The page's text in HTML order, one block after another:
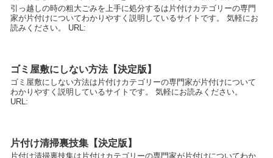
引っ越しの時の粗大ごみを上手に処分するは片付けカテゴリーの専門
家が片付けについてわかりやすく説明しているサイトです。 気軽にお
読みください。 URL:
ゴミ屋敷にしない方法【決定版】
ゴミ屋敷にしない方法は片付けカテゴリーの専門家が片付けについて
わかりやすく説明しているサイトです。 気軽にお読みください。
URL:
片付け清掃裏技集【決定版】
片付け清掃裏技集は片付けカテゴリーの専門家が片付けについてわか